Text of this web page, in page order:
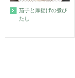
茄子と厚揚げの煮び
たし